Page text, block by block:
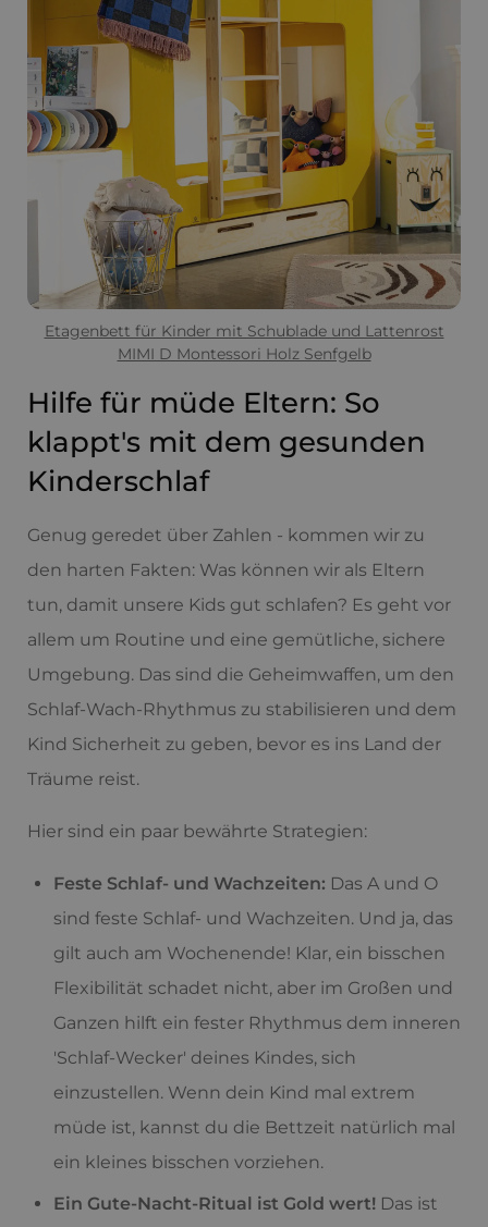
Etagenbett für Kinder mit Schublade und Lattenrost
MIMI D Montessori Holz Senfgelb
Hilfe für müde Eltern: So
klappt's mit dem gesunden
Kinderschlaf
Genug geredet über Zahlen - kommen wir zu
den harten Fakten: Was können wir als Eltern
tun, damit unsere Kids gut schlafen? Es geht vor
allem um Routine und eine gemütliche, sichere
Umgebung. Das sind die Geheimwaffen, um den
Schlaf-Wach-Rhythmus zu stabilisieren und dem
Kind Sicherheit zu geben, bevor es ins Land der
Träume reist.
Hier sind ein paar bewährte Strategien:
Feste Schlaf- und Wachzeiten: Das A und O
sind feste Schlaf- und Wachzeiten. Und ja, das
gilt auch am Wochenende! Klar, ein bisschen
Flexibilität schadet nicht, aber im Großen und
Ganzen hilft ein fester Rhythmus dem inneren
'Schlaf-Wecker' deines Kindes, sich
einzustellen. Wenn dein Kind mal extrem
müde ist, kannst du die Bettzeit natürlich mal
ein kleines bisschen vorziehen.
Ein Gute-Nacht-Ritual ist Gold wert! Das ist